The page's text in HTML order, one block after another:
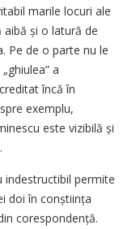
marile locuri ale
și o latură de
Pe de o parte nu le
a
încă în
exemplu,
este vizibilă și
indestructibil permite
doi în conștiința
corespondență.